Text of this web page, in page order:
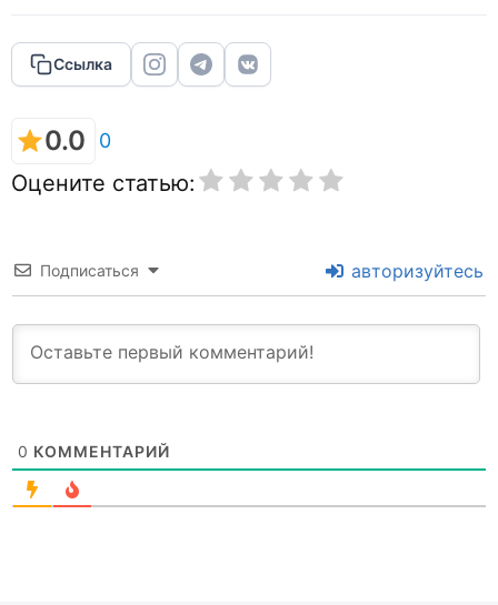
Ссылка
0.0 0
Оцените статью:
Подписаться авторизуйтесь
0 КОММЕНТАРИЙ